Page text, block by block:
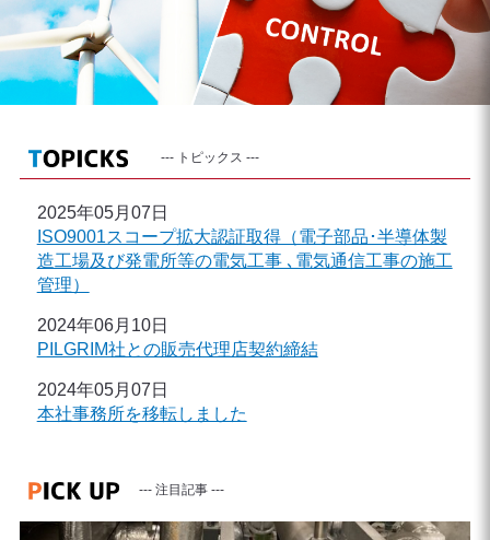
--- トピックス ---
2025年05月07日
ISO9001スコープ拡大認証取得（電子部品･半導体製
造工場及び発電所等の電気工事 ､電気通信工事の施工
管理）
2024年06月10日
PILGRIM社との販売代理店契約締結
2024年05月07日
本社事務所を移転しました
--- 注目記事 ---